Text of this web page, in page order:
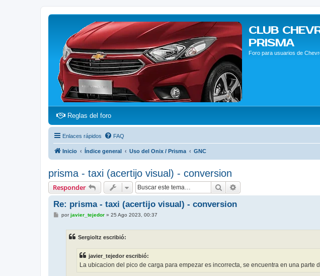
CLUB
PRISMA
Foro para usuarios de
Reglas del foro(Opens a new tab)
Enlaces rápidos FAQ
Inicio Índice general Uso del Onix / Prisma GNC
prisma - taxi (acertijo visual) - conversion
Responder Buscar
Re: prisma - taxi (acertijo visual) - conversion
Mporjavier_tejedor» 25 Ago 2023, 00:37
Sergioltz escribió:
javier_tejedor escribió:
La ubicacion del pico de carga para empezar es incorrecta, se encuentra en una parte